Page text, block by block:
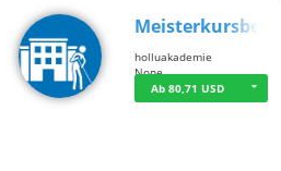
Meisterkursbegl…
holluakademie
None
Ab 80,71 USD